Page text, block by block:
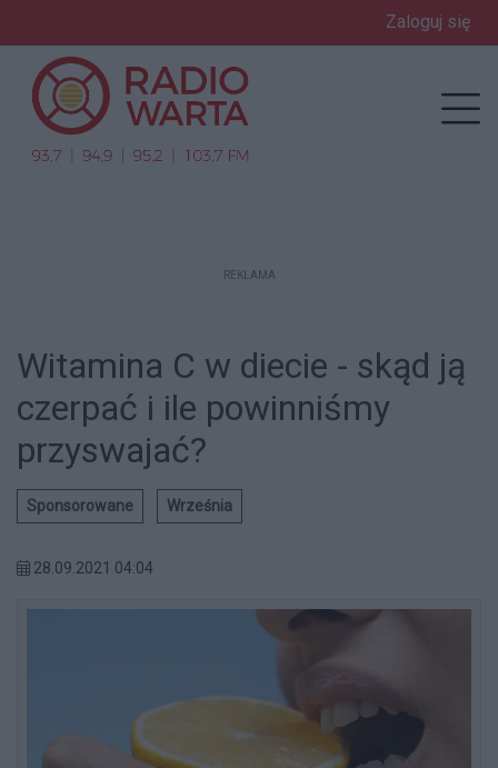
Zaloguj się
REKLAMA
Witamina C w diecie - skąd ją
czerpać i ile powinniśmy
przyswajać?
Sponsorowane Września
28.09.2021 04:04